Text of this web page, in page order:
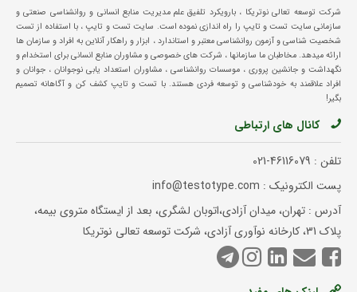
شرکت توسعه تعالی نوتریکا ، بارویکرد تلفیق علم مدیریت منابع انسانی و روانشناسی صنعتی و
سازمانی سایت تست و تایپ را راه اندازی نموده است. سایت تست و تایپ ، با استفاده از تست
شخصیت شناسی و آزمون روانشناسی معتبر و استاندارد ، ابزار و راهکار آنلاین به افراد و سازمان ها
ارائه میدهد. مخاطبان ما سازمانها ، شرکت های خصوصی و مشاوران منابع انسانی برای استخدام و
نگهداشت و جانشین پروری ، موسسات روانشناسی ، مشاوران استعداد یابی نوجوانان ، جوانان و
افراد علاقمند به خودشناسی و توسعه فردی هستند. با تست و تایپ کشف کن و آگاهانه تصمیم
بگیر!
کانال های ارتباطی
تلفن : 021-46116079
پست الکترونیک : info@testotype.com
آدرس : تهران، میدان آزادی،اتوبان لشگری، بعد از ایستگاه متروی بیمه،
پلاک 31، کارخانه نوآوری آزادی، شرکت توسعه تعالی نوتریکا